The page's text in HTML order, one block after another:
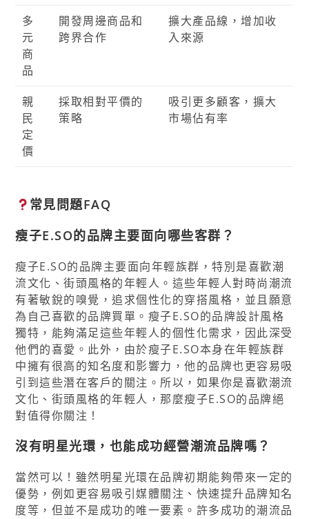
多
元
商
品
開發周邊商品和
跨界合作
擴大產品線，增加收
入來源
親
民
定
價
採取相對平價的
策略
吸引更多顧客，擴大
市場佔有率
常見問題FAQ
瘦子E.SO的品牌主要面向哪些客群？
瘦子E.SO的品牌主要面向年輕族群，特別是喜歡潮
流文化、街頭風格的年輕人。這些年輕人對時尚潮流
有著敏銳的嗅覺，追求個性化的穿搭風格，並且願意
為自己喜歡的品牌買單。瘦子E.SO的品牌設計風格
獨特，能夠滿足這些年輕人的個性化需求，因此深受
他們的喜愛。此外，由於瘦子E.SO本身在年輕族群
中擁有很高的知名度和影響力，他的品牌也更容易吸
引到這些潛在客戶的關注。所以，如果你是喜歡潮流
文化、街頭風格的年輕人，那麼瘦子E.SO的品牌絕
對值得你關注！
沒有明星光環，也能成功經營潮流品牌嗎？
當然可以！雖然明星光環在品牌初期能夠帶來一定的
優勢，例如更容易吸引媒體關注、快速提升品牌知名
度等，但並不是成功的唯一要素。許多成功的潮流品